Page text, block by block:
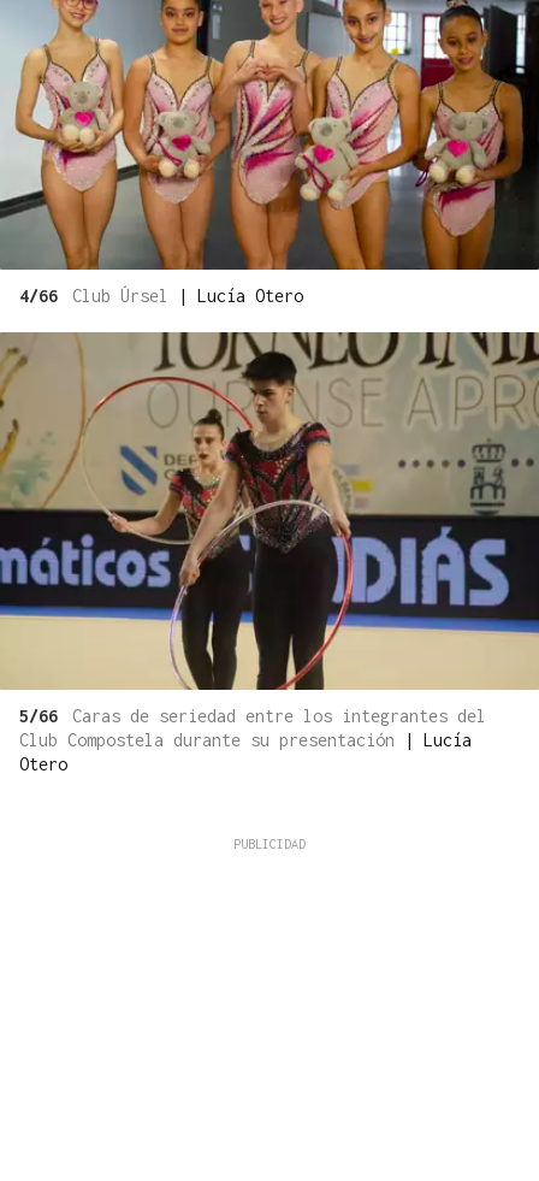
4/66 Club Úrsel | Lucía Otero
5/66
Caras de seriedad entre los integrantes del
Club Compostela durante su presentación
| Lucía
Otero